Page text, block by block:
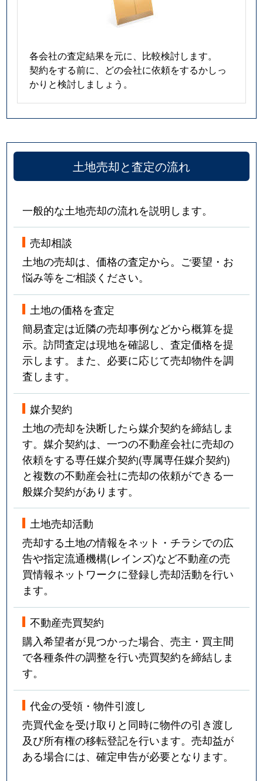
各会社の査定結果を元に、比較検討します。
契約をする前に、どの会社に依頼をするかしっ
かりと検討しましょう。
土地売却と査定の流れ
一般的な土地売却の流れを説明します。
売却相談
土地の売却は、価格の査定から。ご要望・お
悩み等をご相談ください。
土地の価格を査定
簡易査定は近隣の売却事例などから概算を提
示。訪問査定は現地を確認し、査定価格を提
示します。また、必要に応じて売却物件を調
査します。
媒介契約
土地の売却を決断したら媒介契約を締結しま
す。媒介契約は、一つの不動産会社に売却の
依頼をする専任媒介契約(専属専任媒介契約)
と複数の不動産会社に売却の依頼ができる一
般媒介契約があります。
土地売却活動
売却する土地の情報をネット・チラシでの広
告や指定流通機構(レインズ)など不動産の売
買情報ネットワークに登録し売却活動を行い
ます。
不動産売買契約
購入希望者が見つかった場合、売主・買主間
で各種条件の調整を行い売買契約を締結しま
す。
代金の受領・物件引渡し
売買代金を受け取りと同時に物件の引き渡し
及び所有権の移転登記を行います。売却益が
ある場合には、確定申告が必要となります。